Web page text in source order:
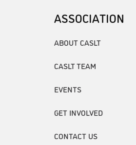
ASSOCIATION
ABOUT CASLT
CASLT TEAM
EVENTS
GET INVOLVED
CONTACT US